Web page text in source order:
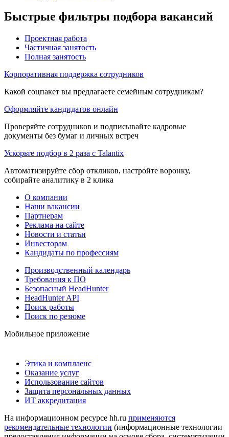
Быстрые фильтры подбора вакансий
Проектная работа
Частичная занятость
Полная занятость
Корпоративная поддержка сотрудников
Какой соцпакет вы предлагаете семейным сотрудникам?
Оформляйте кандидатов онлайн
Проверяйте сотрудников и подписывайте кадровые
документы без бумаг и личных встреч
Ускорьте подбор в 2 раза с Talantix
Автоматизируйте сбор откликов, настройте воронку,
собирайте аналитику в 2 клика
О компании
Наши вакансии
Партнерам
Реклама на сайте
Новости и статьи
Инвесторам
Кандидаты по профессиям
Производственный календарь
Требования к ПО
Безопасный HeadHunter
HeadHunter API
Поиск работы
Поиск по резюме
Мобильное приложение
Этика и комплаенс
Оказание услуг
Использование сайтов
Защита персональных данных
ИТ аккредитация
На информационном ресурсе hh.ru применяются
рекомендательные технологии (информационные технологии